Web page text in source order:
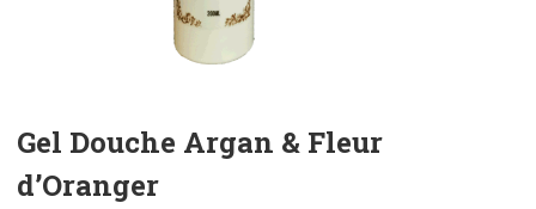
Gel Douche Argan & Fleur
d’Oranger